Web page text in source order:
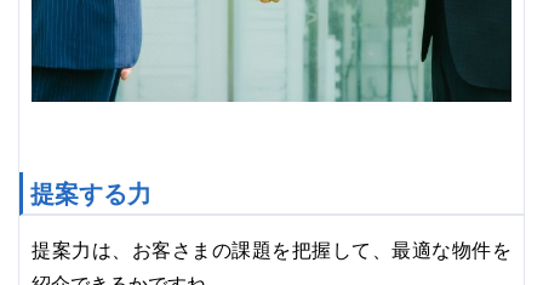
提案する力
提案力は、お客さまの課題を把握して、最適な物件を